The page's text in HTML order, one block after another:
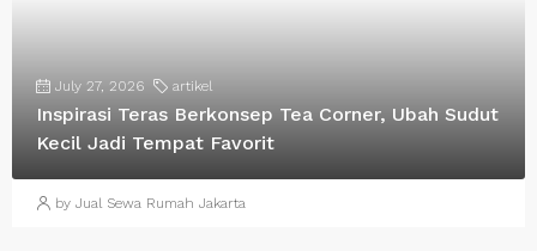
July 27, 2026 artikel
Inspirasi Teras Berkonsep Tea Corner, Ubah Sudut
Kecil Jadi Tempat Favorit
by Jual Sewa Rumah Jakarta